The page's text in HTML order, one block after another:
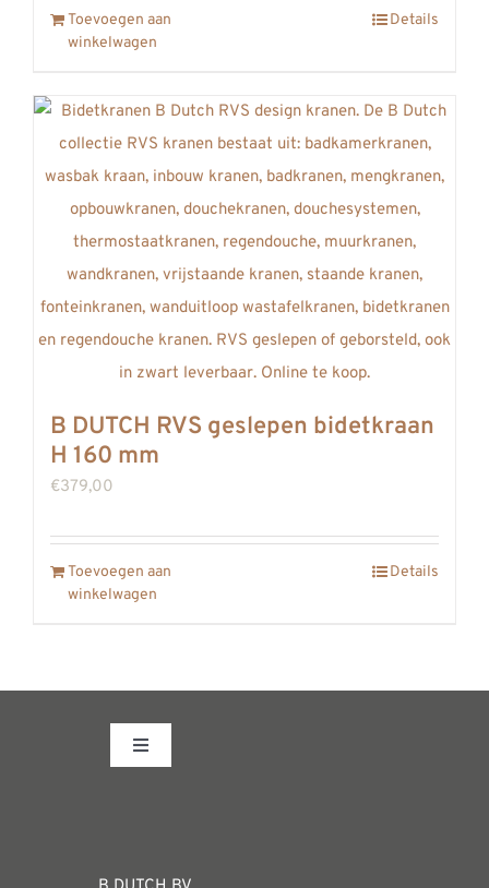
Toevoegen aan
winkelwagen
Details
B DUTCH RVS geslepen bidetkraan
H 160 mm
€379,00
Toevoegen aan
winkelwagen
Details
Toggle
WEBSHOP